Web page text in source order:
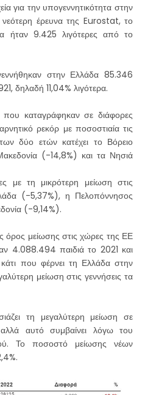
για την υπογεννητικότητα στην
νεότερη έρευνα της Eurostat, το
ήταν 9.425 λιγότερες από το
στην Ελλάδα 85.346
δηλαδή 11,04% λιγότερα.
καταγράφηκαν σε διάφορες
ρεκόρ με ποσοστιαία τις
των δύο ετών κατέχει το Βόρειο
(-14,8%) και τα Νησιά
με τη μικρότερη μείωση στις
(-5,37%), η Πελοπόννησος
(-9,14%).
όρος μείωσης στις χώρες της ΕΕ
4.088.494 παιδιά το 2021 και
που φέρνει τη Ελλάδα στην
μείωση στις γεννήσεις τα
τη μεγαλύτερη μείωση σε
αυτό συμβαίνει λόγω του
Το ποσοστό μείωσης νέων